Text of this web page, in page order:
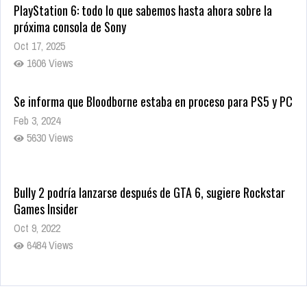
PlayStation 6: todo lo que sabemos hasta ahora sobre la
próxima consola de Sony
Oct 17, 2025
1606 Views
Se informa que Bloodborne estaba en proceso para PS5 y PC
Feb 3, 2024
5630 Views
Bully 2 podría lanzarse después de GTA 6, sugiere Rockstar
Games Insider
Oct 9, 2022
6484 Views
Rumor: Se filtran los primeros detalles de Resident Evil 9